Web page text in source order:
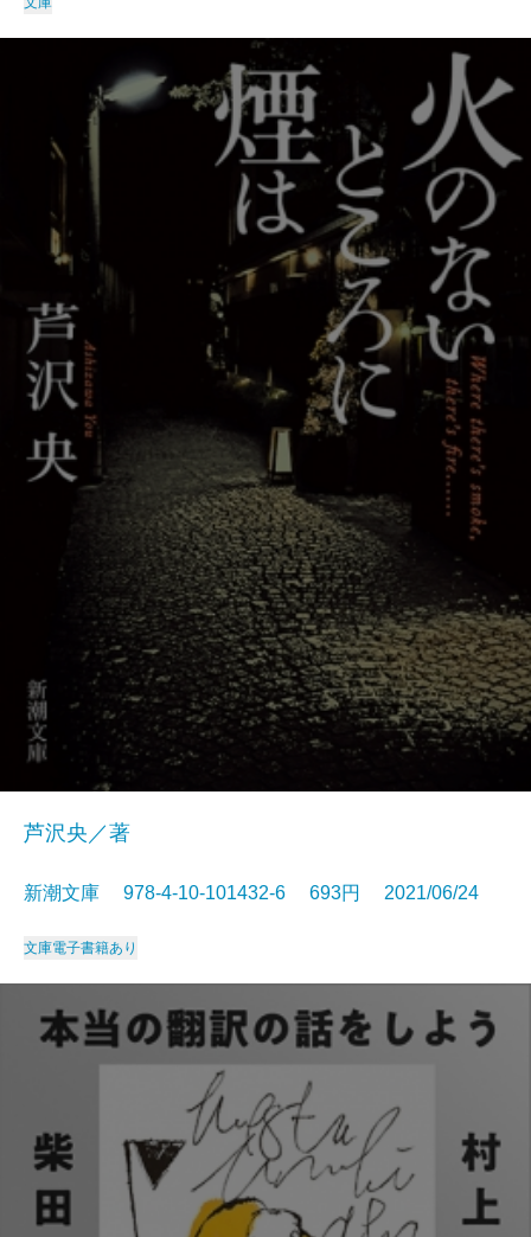
芦沢央／著
新潮文庫 978-4-10-101432-6 693円 2021/06/24
文庫電子書籍あり